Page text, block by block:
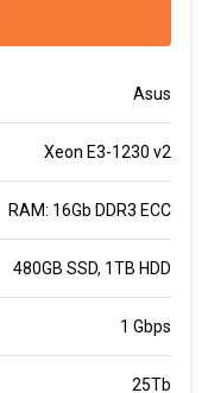
Asus
Xeon E3-1230 v2
RAM: 16Gb DDR3 ECC
480GB SSD, 1TB HDD
1 Gbps
25Tb